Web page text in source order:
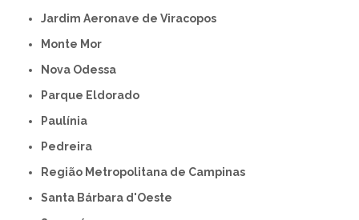
Jardim Aeronave de Viracopos
Monte Mor
Nova Odessa
Parque Eldorado
Paulínia
Pedreira
Região Metropolitana de Campinas
Santa Bárbara d'Oeste